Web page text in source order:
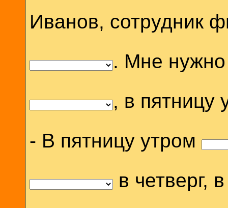
Иванов, сотрудник
. Мне нужно
, в пятницу
- В пятницу утром
в четверг,